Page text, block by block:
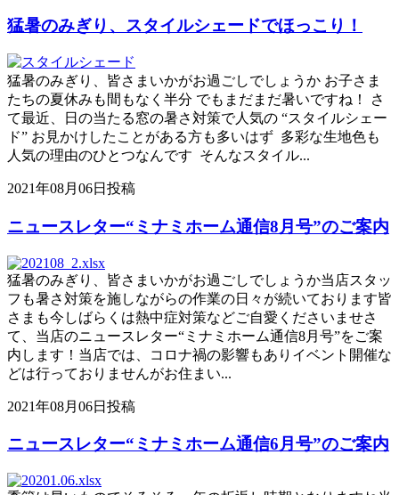
猛暑のみぎり、スタイルシェードでほっこり！
猛暑のみぎり、皆さまいかがお過ごしでしょうか お子さま
たちの夏休みも間もなく半分 でもまだまだ暑いですね！ さ
て最近、日の当たる窓の暑さ対策で人気の “スタイルシェー
ド” お見かけしたことがある方も多いはず 多彩な生地色も
人気の理由のひとつなんです そんなスタイル...
2021年08月06日投稿
ニュースレター“ミナミホーム通信8月号”のご案内
猛暑のみぎり、皆さまいかがお過ごしでしょうか当店スタッ
フも暑さ対策を施しながらの作業の日々が続いております皆
さまも今しばらくは熱中症対策などご自愛くださいませさ
て、当店のニュースレター“ミナミホーム通信8月号”をご案
内します！当店では、コロナ禍の影響もありイベント開催な
どは行っておりませんがお住まい...
2021年08月06日投稿
ニュースレター“ミナミホーム通信6月号”のご案内